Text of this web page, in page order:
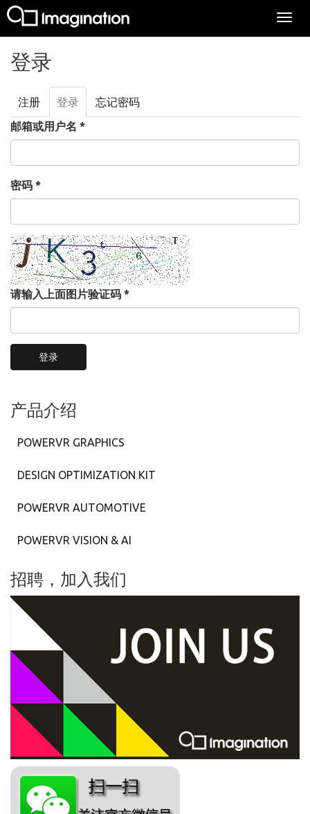
登录
主标签
注册 登录 （活
动标
忘记密码
邮箱或用户名 *
密码 *
请输入上面图片验证码 *
登录
产品介绍
POWERVR GRAPHICS
DESIGN OPTIMIZATION KIT
POWERVR AUTOMOTIVE
POWERVR VISION & AI
招聘，加入我们